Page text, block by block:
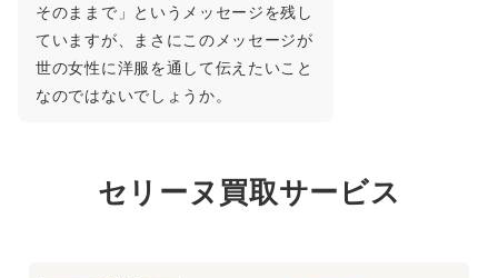
そのままで」というメッセージを残し
ていますが、まさにこのメッセージが
世の女性に洋服を通して伝えたいこと
なのではないでしょうか。
セリーヌ買取サービス